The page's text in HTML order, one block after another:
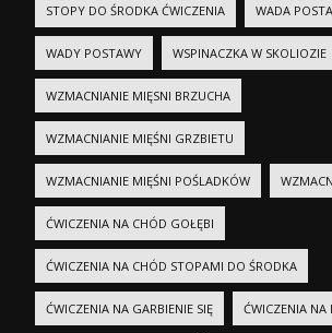
STOPY DO ŚRODKA ĆWICZENIA WADA
WADY POSTAWY WSPINACZKA W SKOLIOZIE
WZMACNIANIE MIĘSNI BRZUCHA
WZMACNIANIE MIĘŚNI GRZBIETU
WZMACNIANIE MIĘŚNI POŚLADKÓW
ĆWICZENIA NA CHÓD GOŁĘBI
ĆWICZENIA NA CHÓD STOPAMI DO ŚRODKA
ĆWICZENIA NA GARBIENIE SIĘ ĆWICZENIA